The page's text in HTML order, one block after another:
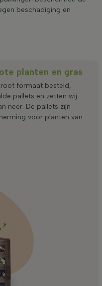
beschadiging en
planten en gras
formaat besteld,
pallets en zetten wij
neer. De pallets zijn
voor planten van